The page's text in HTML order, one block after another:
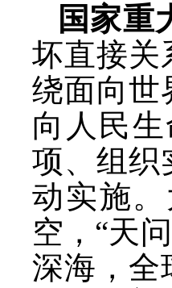
国家重
坏直接关
绕面向世
向人民
项、组织
动实施
空，“天
深海，全